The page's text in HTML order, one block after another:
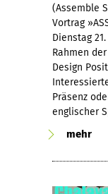
(Assemble
Vortrag
Dienstag
Rahmen
Design
Präsenz
englischer
mehr